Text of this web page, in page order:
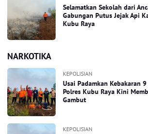
Selamatkan Sekolah dari
Gabungan Putus Jejak Api
Kubu Raya
NARKOTIKA
KEPOLISIAN
Usai Padamkan Kebakaran
Polres Kubu Raya Kini
Gambut
KEPOLISIAN